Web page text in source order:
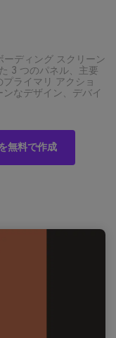
ディング スクリーン
3 つのパネル、主要
ライマリ アクショ
なデザイン、デバイ
無料で作成